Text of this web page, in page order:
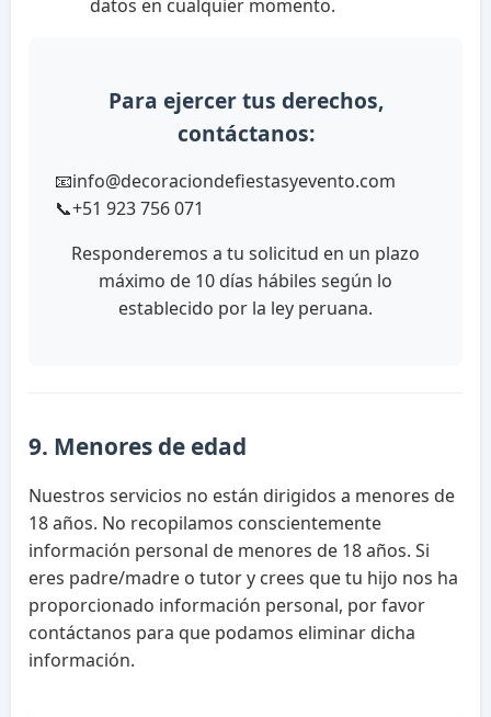
datos en cualquier momento.
Para ejercer tus derechos,
contáctanos:
📧info@decoraciondefiestasyevento.com
📞+51 923 756 071
Responderemos a tu solicitud en un plazo
máximo de 10 días hábiles según lo
establecido por la ley peruana.
9. Menores de edad
Nuestros servicios no están dirigidos a menores de
18 años. No recopilamos conscientemente
información personal de menores de 18 años. Si
eres padre/madre o tutor y crees que tu hijo nos ha
proporcionado información personal, por favor
contáctanos para que podamos eliminar dicha
información.